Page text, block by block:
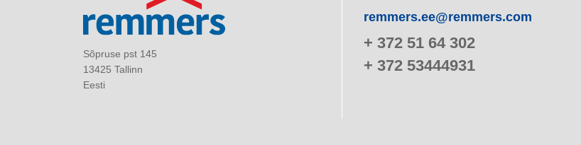
Sõpruse pst 145
13425 Tallinn
Eesti
remmers.ee@remmers.com
+ 372 51 64 302
+ 372 53444931